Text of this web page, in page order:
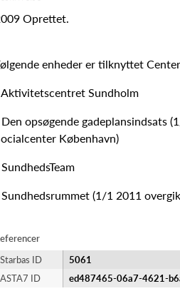
Oprettet.
enheder er tilknyttet
Sundholm
opsøgende gadeplansindsats
København)
(1/1 2011
Starbas ID
5061
ASTA7 ID
ed487465-06a7-4621-